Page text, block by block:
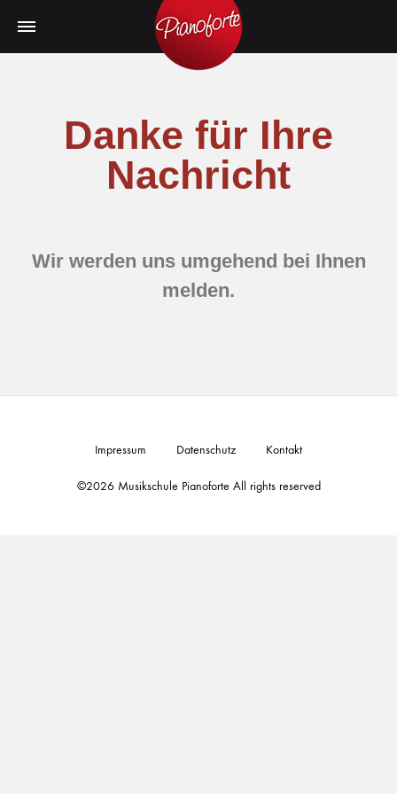
Danke für Ihre
Nachricht
Wir werden uns umgehend bei Ihnen
melden.
©2026 Musikschule Pianoforte All rights reserved
Impressum Datenschutz Kontakt